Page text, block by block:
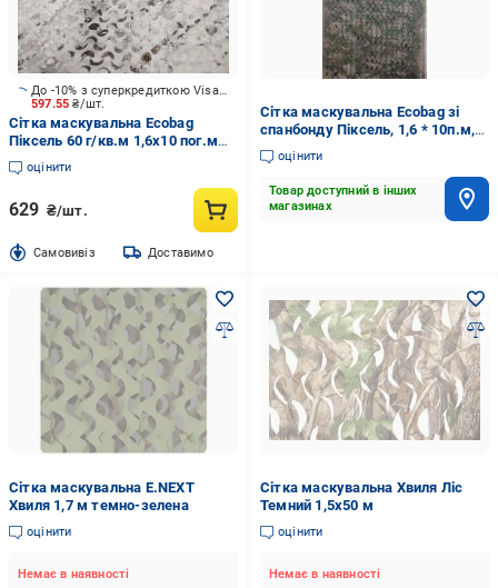
597.55₴/шт.
До -10% з суперкредиткою Visa Вигода
Сітка маскувальна Ecobag
Піксель 60 г/кв.м 1,6x10 пог.м
зима
оцінити
629 ₴/шт.
Cамовивіз Доставимо
Сітка маскувальна Ecobag зі
спанбонду Піксель, 1,6 * 10п.м,
Трава
оцінити
Товар доступний в інших
магазинах
Сітка маскувальна E.NEXT
Хвиля 1,7 м темно-зелена
оцінити
Немає в наявності
Сітка маскувальна Хвиля Ліс
Темний 1,5х50 м
оцінити
Немає в наявності